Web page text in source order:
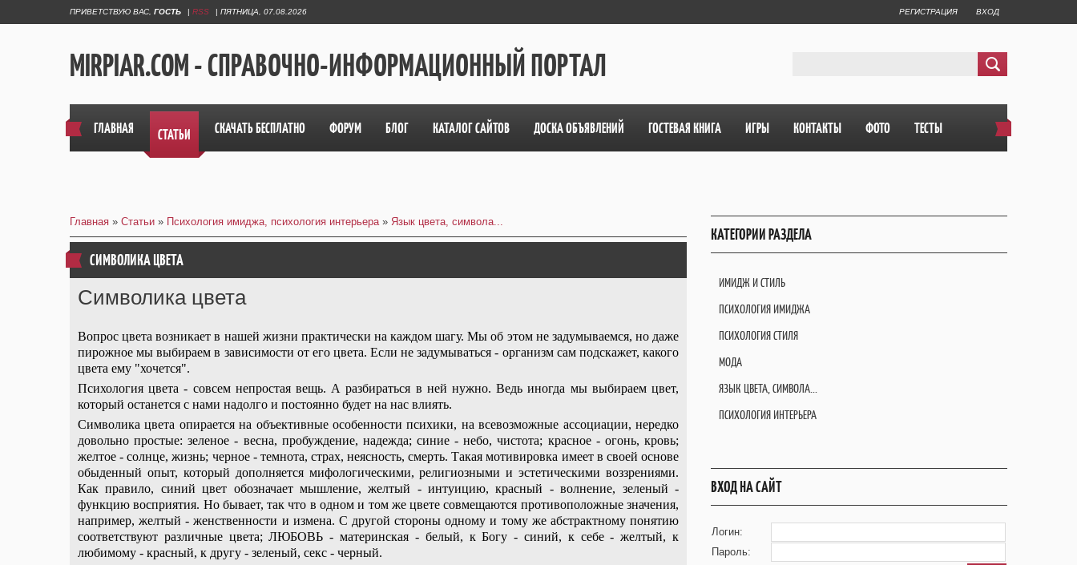
ПРИВЕТСТВУЮ ВАС ГОСТЬ | RSS | ПЯТНИЦА, 07.08.2026 РЕГИСТРАЦИЯ ВХОД
MIRPIAR.COM - СПРАВОЧНО-ИНФОРМАЦИОННЫЙ ПОРТАЛ
ГЛАВНАЯ СТАТЬИ СКАЧАТЬ БЕСПЛАТНО ФОРУМ БЛОГ КАТАЛОГ САЙТОВ ДОСКА ОБЪЯВЛЕНИЙ ГОСТЕВАЯ КНИГА ИГРЫ КОНТАКТЫ ФОТО ТЕСТЫ
Главная » Статьи » Психология имиджа, психология интерьера» Язык цвета, символа...
СИМВОЛИКА ЦВЕТА
Символика цвета
Вопрос цвета возникает в нашей жизни практически на каждом шагу. Мы об этом не задумываемся, но даже
пирожное мы выбираем в зависимости от его цвета. Если не задумываться - организм сам подскажет, какого
цвета ему "хочется".
Психология цвета - совсем непростая вещь. А разбираться в ней нужно. Ведь иногда мы выбираем цвет,
который останется с нами надолго и постоянно будет на нас влиять.
Символика цвета опирается на объективные особенности психики, на всевозможные ассоциации, нередко
довольно простые: зеленое - весна, пробуждение, надежда; синие - небо, чистота; красное - огонь, кровь;
желтое - солнце, жизнь; черное - темнота, страх, неясность, смерть. Такая мотивировка имеет в своей основе
обыденный опыт, который дополняется мифологическими, религиозными и эстетическими воззрениями.
Как правило, синий цвет обозначает мышление, желтый - интуицию, красный - волнение, зеленый -
функцию восприятия. Но бывает, так что в одном и том же цвете совмещаются противоположные значения,
например, желтый - женственности и измена. С другой стороны одному и тому же абстрактному понятию
соответствуют различные цвета; ЛЮБОВЬ - материнская - белый, к Богу - синий, к себе - желтый, к
любимому - красный, к другу - зеленый, секс - черный.
КАТЕГОРИИ РАЗДЕЛА
ИМИДЖ И СТИЛЬ
ПСИХОЛОГИЯ ИМИДЖА
ПСИХОЛОГИЯ СТИЛЯ
МОДА
ЯЗЫК ЦВЕТА, СИМВОЛА...
ПСИХОЛОГИЯ ИНТЕРЬЕРА
ВХОД НА САЙТ
Логин:
Пароль: